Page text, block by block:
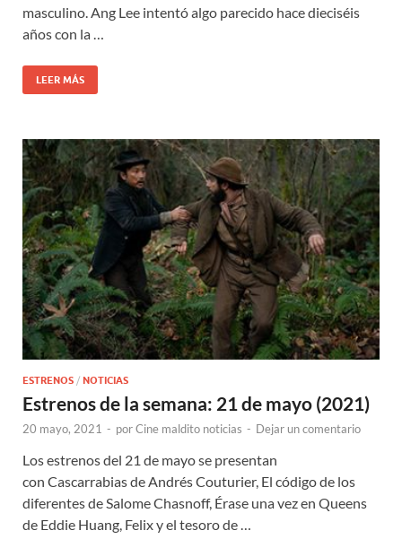
masculino. Ang Lee intentó algo parecido hace dieciséis
años con la …
LEER MÁS
ESTRENOS / NOTICIAS
Estrenos de la semana: 21 de mayo (2021)
20 mayo, 2021 - porCine maldito noticias - Dejar un comentario
Los estrenos del 21 de mayo se presentan
con Cascarrabias de Andrés Couturier, El código de los
diferentes de Salome Chasnoff, Érase una vez en Queens
de Eddie Huang, Felix y el tesoro de …